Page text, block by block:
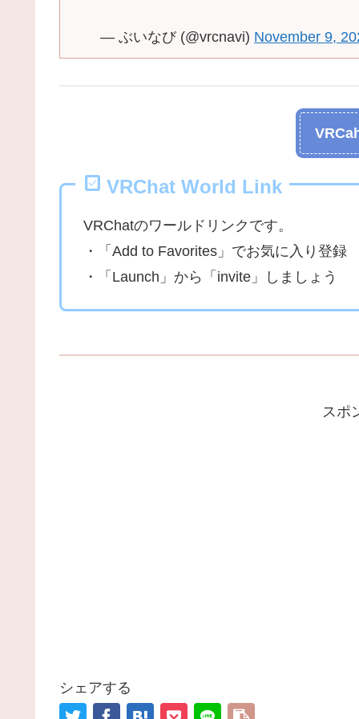
— ぶいなび (@vrcnavi) November 9,
VRChat World Link
VRChatのワールドリンクです。
・「Add to Favorites」でお気に入り登録
・「Launch」から「invite」しましょう
スポ
シェアする